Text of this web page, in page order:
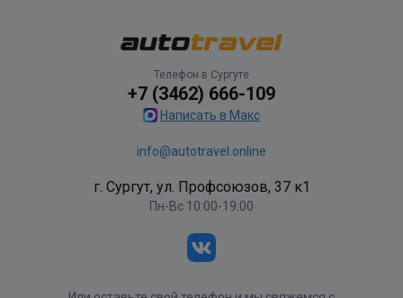
Телефон в Сургуте
+7 (3462) 666-109
Написать в Макс
info@autotravel.online
г. Сургут, ул. Профсоюзов, 37 к1
Пн-Вс 10:00-19:00